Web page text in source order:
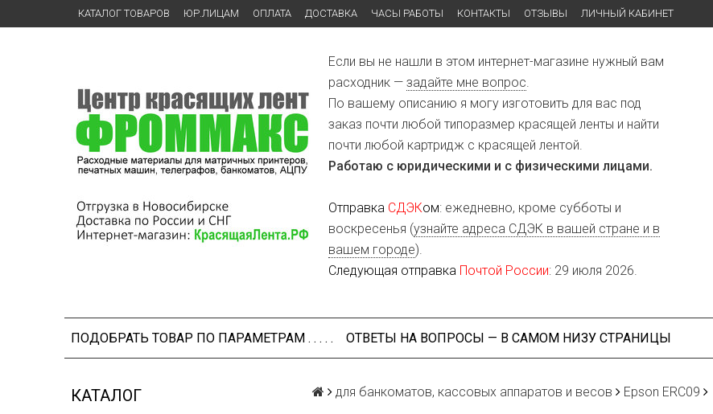
КАТАЛОГ ТОВАРОВ ЮР.ЛИЦАМ ОПЛАТА ДОСТАВКА ЧАСЫ РАБОТЫ КОНТАКТЫ ОТЗЫВЫ ЛИЧНЫЙ КАБИНЕТ
Если вы не нашли в этом интернет-магазине нужный вам
расходник — задайте мне вопрос
По вашему описанию я могу изготовить для вас под
заказ почти любой типоразмер красящей ленты и найти
почти любой картридж с красящей лентой.
Работаю с юридическими и с физическими лицами.
Отправка СДЭКом: ежедневно, кроме субботы и
воскресенья (узнайте адреса СДЭК в вашей стране и в
вашем городе).
Следующая отправка Почтой России: 29 июля 2026.
ПОДОБРАТЬ ТОВАР ПО ПАРАМЕТРАМ . . . . . ОТВЕТЫ НА ВОПРОСЫ — В САМОМ НИЗУ СТРАНИЦЫ
КАТАЛОГ для банкоматов, кассовых аппаратов и весов Epson ERC09